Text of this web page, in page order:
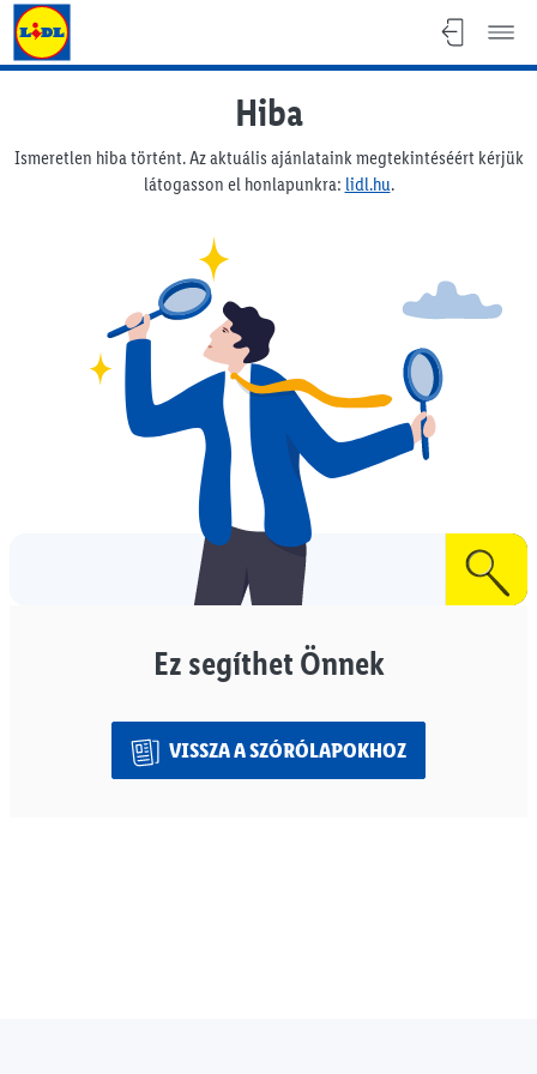
Lidl Magyarország
Hiba
Ismeretlen hiba történt. Az aktuális ajánlataink megtekintéséért kérjük
látogasson el honlapunkra: lidl.hu.
Ez segíthet Önnek
VISSZA A SZÓRÓLAPOKHOZ